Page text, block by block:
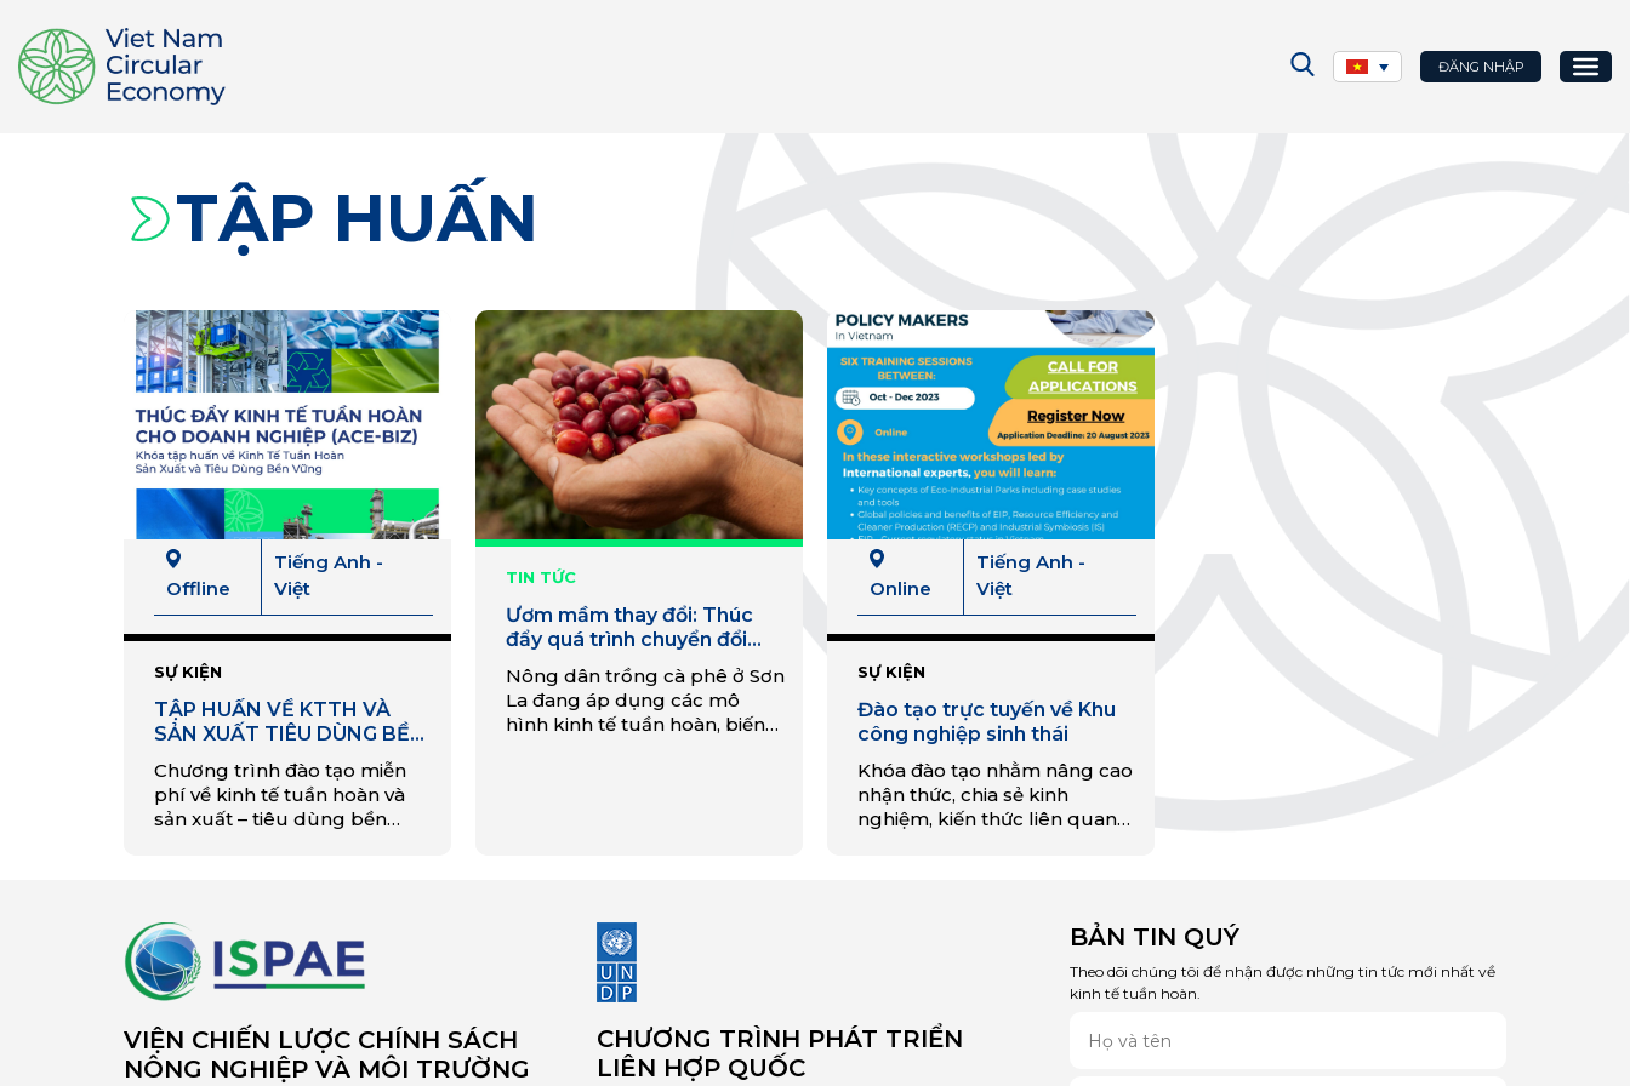
ĐĂNG NHẬP
TẬP HUẤN
Offline
Tiếng Anh -
Việt
SỰ KIỆN
TẬP HUẤN VỀ KTTH VÀ
SẢN XUẤT TIÊU DÙNG BỀN
VỮNG VÀO THÁNG 7
Chương trình đào tạo miễn
phí về kinh tế tuần hoàn và
sản xuất – tiêu dùng bền
TIN TỨC
Ươm mầm thay đổi: Thúc
đẩy quá trình chuyển đổi
tuần hoàn trong ngành cà
phê tại tỉnh Sơn La
Nông dân trồng cà phê ở Sơn
La đang áp dụng các mô
hình kinh tế tuần hoàn, biến
Online
Tiếng Anh -
Việt
SỰ KIỆN
Đào tạo trực tuyến về Khu
công nghiệp sinh thái
Khóa đào tạo nhằm nâng cao
nhận thức, chia sẻ kinh
nghiệm, kiến thức liên quan
VIỆN CHIẾN LƯỢC CHÍNH SÁCH
NÔNG NGHIỆP VÀ MÔI TRƯỜNG
CHƯƠNG TRÌNH PHÁT TRIỂN
LIÊN HỢP QUỐC
BẢN TIN QUÝ
Theo dõi chúng tôi để nhận được những tin tức mới nhất về
kinh tế tuần hoàn.